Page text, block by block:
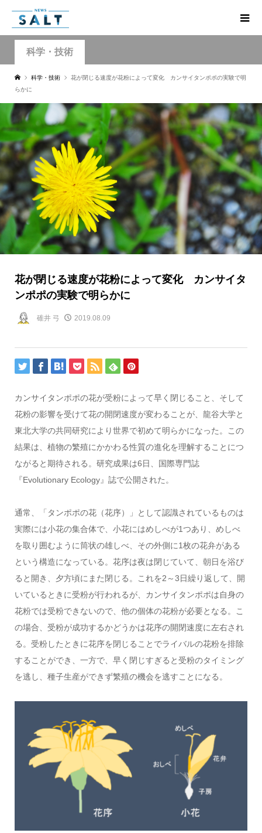
科学・技術
科学・技術
花が閉じる速度が花粉によって変化 カンサイタンポポの実験で明
らかに
花が閉じる速度が花粉によって変化 カンサイタ
ンポポの実験で明らかに
碓井 弓 2019.08.09
カンサイタンポポの花が受粉によって早く閉じること、そして
花粉の影響を受けて花の開閉速度が変わることが、龍谷大学と
東北大学の共同研究により世界で初めて明らかになった。この
結果は、植物の繁殖にかかわる性質の進化を理解することにつ
ながると期待される。研究成果は6日、国際専門誌
『Evolutionary Ecology』誌で公開された。
通常、「タンポポの花（花序）」として認識されているものは
実際には小花の集合体で、小花にはめしべが1つあり、めしべ
を取り囲むように筒状の雄しべ、その外側に1枚の花弁がある
という構造になっている。花序は夜は閉じていて、朝日を浴び
ると開き、夕方頃にまた閉じる。これを2～3日繰り返して、開
いているときに受粉が行われるが、カンサイタンポポは自身の
花粉では受粉できないので、他の個体の花粉が必要となる。こ
の場合、受粉が成功するかどうかは花序の開閉速度に左右され
る。受粉したときに花序を閉じることでライバルの花粉を排除
することができ、一方で、早く閉じすぎると受粉のタイミング
を逃し、種子生産ができず繁殖の機会を逃すことになる。